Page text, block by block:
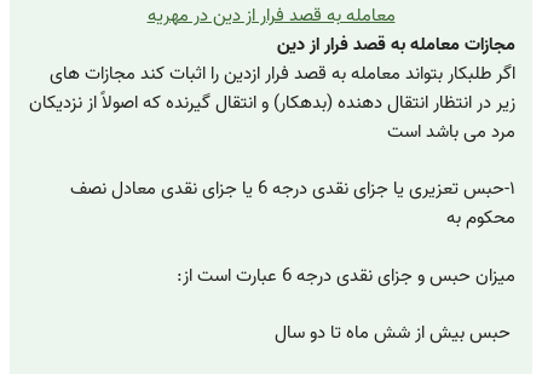
معامله به قصد فرار از دین در مهریه
مجازات معامله به قصد فرار از دین
اگر طلبکار بتواند معامله به قصد فرار ازدین را اثبات کند مجازات های
زیر در انتظار انتقال دهنده (بدهکار) و انتقال گیرنده که اصولاً از نزدیکان
مرد می باشد است
۱-حبس تعزیری یا جزای نقدی درجه 6 یا جزای نقدی معادل نصف
محکوم به
میزان حبس و جزای نقدی درجه 6 عبارت است از:
حبس بیش از شش ماه تا دو سال